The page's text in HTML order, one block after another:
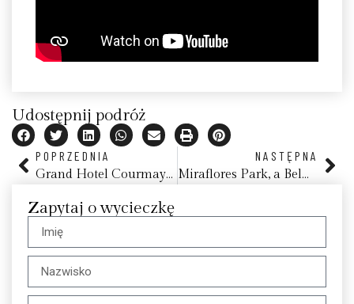
Udostępnij podróż
POPRZEDNIA
Grand Hotel Courmayeur Mont Blanc
NASTĘPNA
Miraflores Park, a Belmond Hotel
Zapytaj o wycieczkę